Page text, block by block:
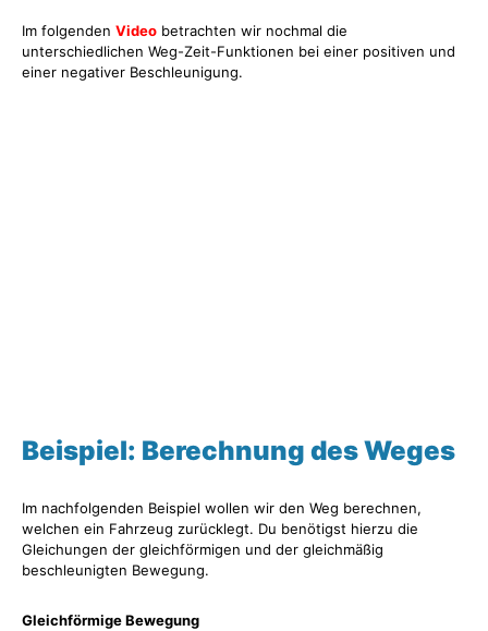
Im folgenden Video betrachten wir nochmal die
unterschiedlichen Weg-Zeit-Funktionen bei einer positiven und
einer negativer Beschleunigung.
Beispiel: Berechnung des Weges
Im nachfolgenden Beispiel wollen wir den Weg berechnen,
welchen ein Fahrzeug zurücklegt. Du benötigst hierzu die
Gleichungen der gleichförmigen und der gleichmäßig
beschleunigten Bewegung.
Gleichförmige Bewegung